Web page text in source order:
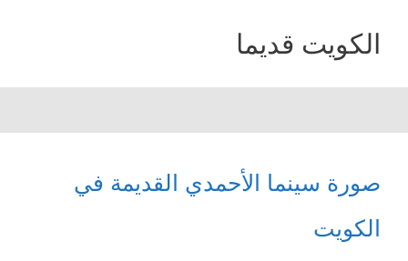
الكويت قديما
صورة سينما الأحمدي القديمة في
الكويت